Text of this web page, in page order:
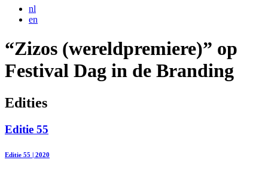
nl
en
“Zizos (wereldpremiere)” op
Festival Dag in de Branding
Edities
Editie 55
Editie 55 | 2020